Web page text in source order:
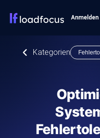
Anmelden
Kategorien